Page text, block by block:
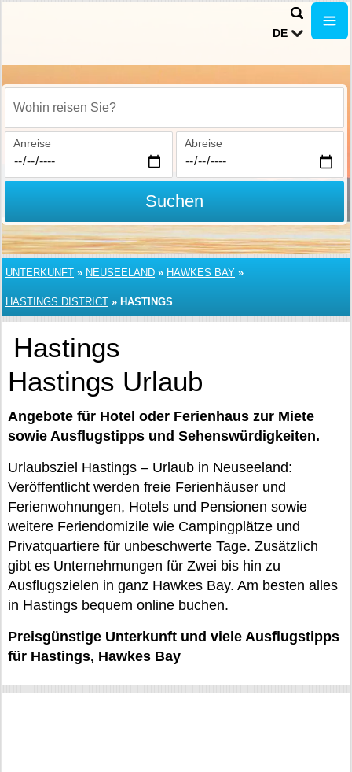
DE
Wohin reisen Sie?
Anreise Abreise
Suchen
UNTERKUNFT » NEUSEELAND » HAWKES BAY »
HASTINGS DISTRICT » HASTINGS
Hastings
Hastings Urlaub
Angebote für Hotel oder Ferienhaus zur Miete
sowie Ausflugstipps und Sehenswürdigkeiten.
Urlaubsziel Hastings – Urlaub in Neuseeland:
Veröffentlicht werden freie Ferienhäuser und
Ferienwohnungen, Hotels und Pensionen sowie
weitere Feriendomizile wie Campingplätze und
Privatquartiere für unbeschwerte Tage. Zusätzlich
gibt es Unternehmungen für Zwei bis hin zu
Ausflugszielen in ganz Hawkes Bay. Am besten alles
in Hastings bequem online buchen.
Preisgünstige Unterkunft und viele Ausflugstipps
für Hastings, Hawkes Bay